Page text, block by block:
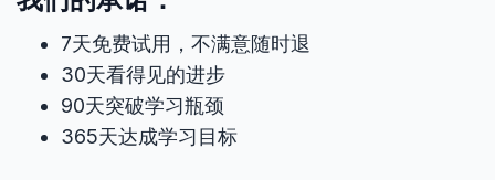
7天免费试用，不满意随时退
30天看得见的进步
90天突破学习瓶颈
365天达成学习目标